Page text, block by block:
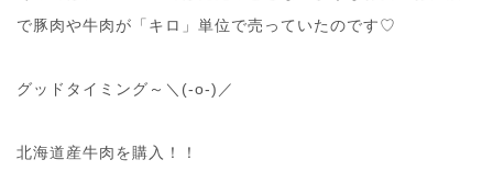
で豚肉や牛肉が「キロ」単位で売っていたのです♡
グッドタイミング～＼(-o-)／
北海道産牛肉を購入！！